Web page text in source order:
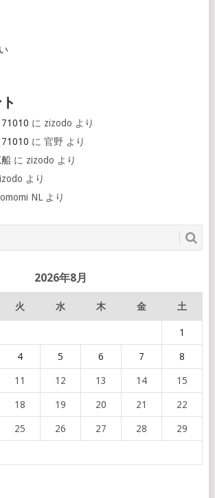
に zizodo より
に 官野 より
に zizodo より
より
NLより
2026年8月
火 水 木 金 土
1
4 5 6 7 8
11 12 13 14 15
18 19 20 21 22
25 26 27 28 29